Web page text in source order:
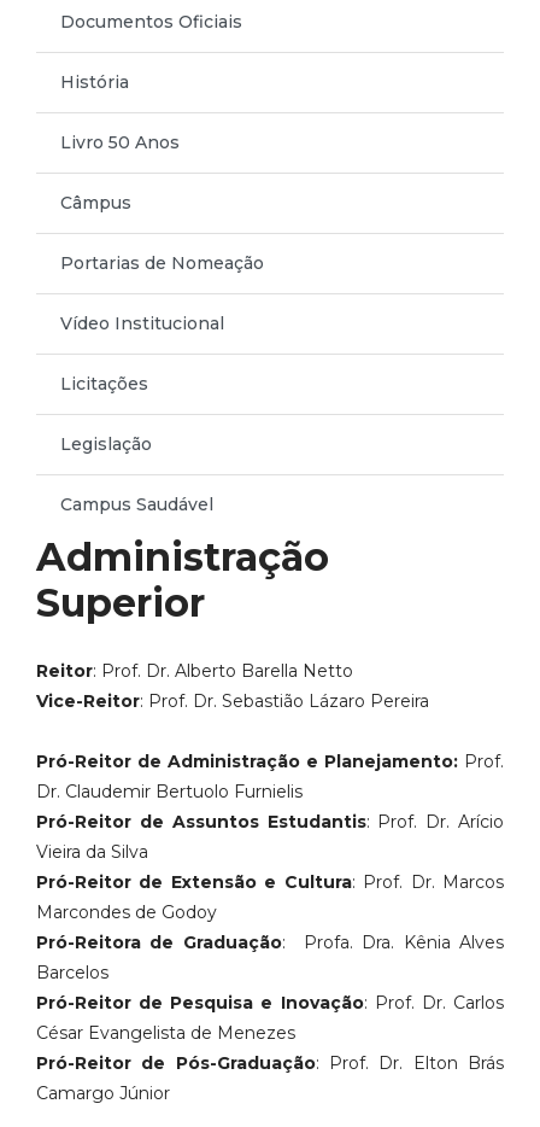
Documentos Oficiais
História
Livro 50 Anos
Câmpus
Portarias de Nomeação
Vídeo Institucional
Licitações
Legislação
Campus Saudável
Administração
Superior
Reitor: Prof. Dr. Alberto Barella Netto
Vice-Reitor: Prof. Dr. Sebastião Lázaro Pereira
Pró-Reitor de Administração e Planejamento: Prof.
Dr. Claudemir Bertuolo Furnielis
Pró-Reitor de Assuntos Estudantis: Prof. Dr. Arício
Vieira da Silva
Pró-Reitor de Extensão e Cultura: Prof. Dr. Marcos
Marcondes de Godoy
Pró-Reitora de Graduação: Profa. Dra. Kênia Alves
Barcelos
Pró-Reitor de Pesquisa e Inovação: Prof. Dr. Carlos
César Evangelista de Menezes
Pró-Reitor de Pós-Graduação: Prof. Dr. Elton Brás
Camargo Júnior